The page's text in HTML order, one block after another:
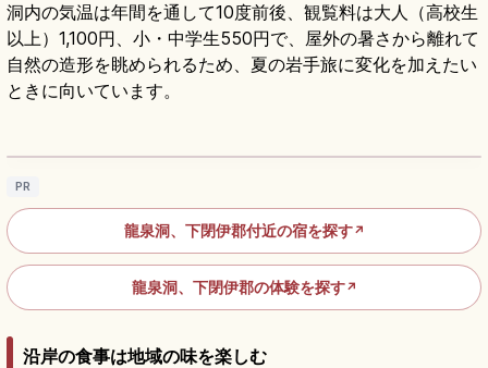
洞内の気温は年間を通して10度前後、観覧料は大人（高校生
以上）1,100円、小・中学生550円で、屋外の暑さから離れて
自然の造形を眺められるため、夏の岩手旅に変化を加えたい
ときに向いています。
龍泉洞の見どころ｜青い地底湖をめぐる岩手
PR
龍泉洞、下閉伊郡付近の宿を探す↗
龍泉洞、下閉伊郡の体験を探す↗
沿岸の食事は地域の味を楽しむ